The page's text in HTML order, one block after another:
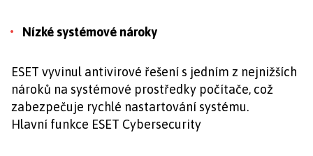
Nízké systémové nároky
ESET vyvinul antivirové řešení s jedním z nejnižších
nároků na systémové prostředky počítače, což
zabezpečuje rychlé nastartování systému.
Hlavní funkce ESET Cybersecurity